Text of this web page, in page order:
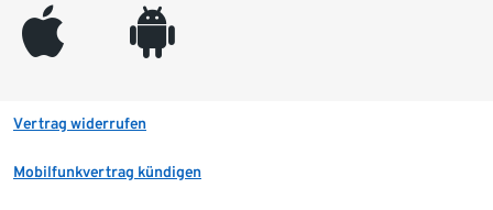
appleinc android
Vertrag widerrufen
Mobilfunkvertrag kündigen